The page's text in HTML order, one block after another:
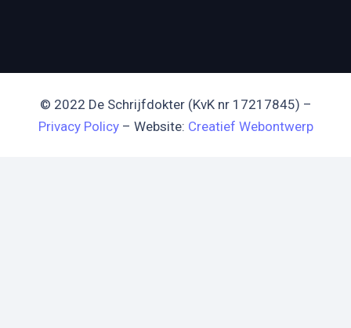
© 2022 De Schrijfdokter (KvK nr 17217845) –
Privacy Policy– Website: Creatief Webontwerp